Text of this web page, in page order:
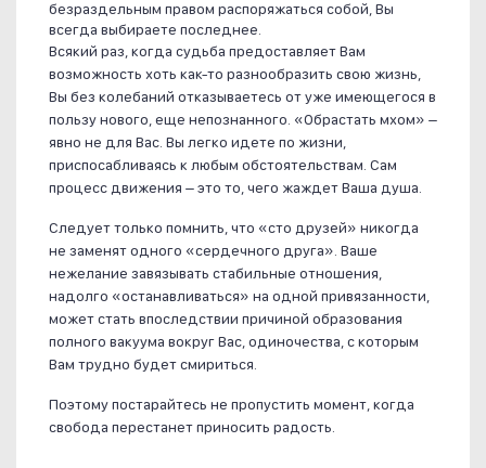
безраздельным правом распоряжаться собой, Вы
всегда выбираете последнее.
Всякий раз, когда судьба предоставляет Вам
возможность хоть как-то разнообразить свою жизнь,
Вы без колебаний отказываетесь от уже имеющегося в
пользу нового, еще непознанного. «Обрастать мхом» –
явно не для Вас. Вы легко идете по жизни,
приспосабливаясь к любым обстоятельствам. Сам
процесс движения – это то, чего жаждет Ваша душа.
Следует только помнить, что «сто друзей» никогда
не заменят одного «сердечного друга». Ваше
нежелание завязывать стабильные отношения,
надолго «останавливаться» на одной привязанности,
может стать впоследствии причиной образования
полного вакуума вокруг Вас, одиночества, с которым
Вам трудно будет смириться.
Поэтому постарайтесь не пропустить момент, когда
свобода перестанет приносить радость.